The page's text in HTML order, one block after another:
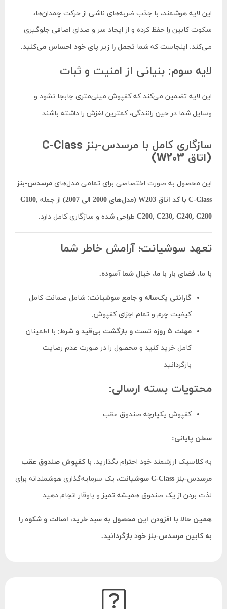
این لایه هوشمند، با جذب ضربه‌های ناشی از حرکت چمدان‌ها،
سکوت کابین را حفظ کرده و از ایجاد سر و صدای اضافی جلوگیری
می‌کند. اینجاست که شما تجمل را زیر پای خود احساس می‌کنید.
لایه سوم: بنیانی از امنیت و ثبات
این لایه تضمین می‌کند که کفپوش میلی‌متری جابجا نشود و
وسایل شما در حین رانندگی، کمترین لغزش را داشته باشند.
سازگاری کامل با مرسدس-بنز C-Class
(اتاق W203)
این محصول به صورت اختصاصی برای تمامی مدل‌های مرسدس-بنز
C-Class با کد اتاق W203 (مدل‌های 2000 الی 2007)
از جمله C180,
C200, C230, C240, C280 طراحی شده و سازگاری کامل دارد.
تعهد سوشیانت؛ آرامش خاطر شما
با ما، فضای بار با ما، خیال شما آسوده.
گارانتی یک‌ساله و جامع سوشیانت: شامل ضمانت کامل
کیفیت چرم و تمام اجزای کفپوش.
مهلت ۵ روزه تست و بازگشت بی‌قید و شرط:
با اطمینان
کامل خرید کنید و محصول را در صورت عدم رضایت
بازگردانید.
محتویات بسته ارسالی:
کفپوش یکپارچه صندوق عقب
سخن پایانی:
به کلاسیک ارزشمند خود احترام بگذارید. باکفپوش صندوق عقب
مرسدس-بنز C-Class سوشیانت
، یک سرمایه‌گذاری هوشمندانه برای
لذت بردن از یک صندوق همیشه تمیز و باوقار انجام دهید.
همین حالا با افزودن این محصول به سبد خرید، اصالت و شکوه را
به کابین مرسدس-بنز خود بازگردانید.